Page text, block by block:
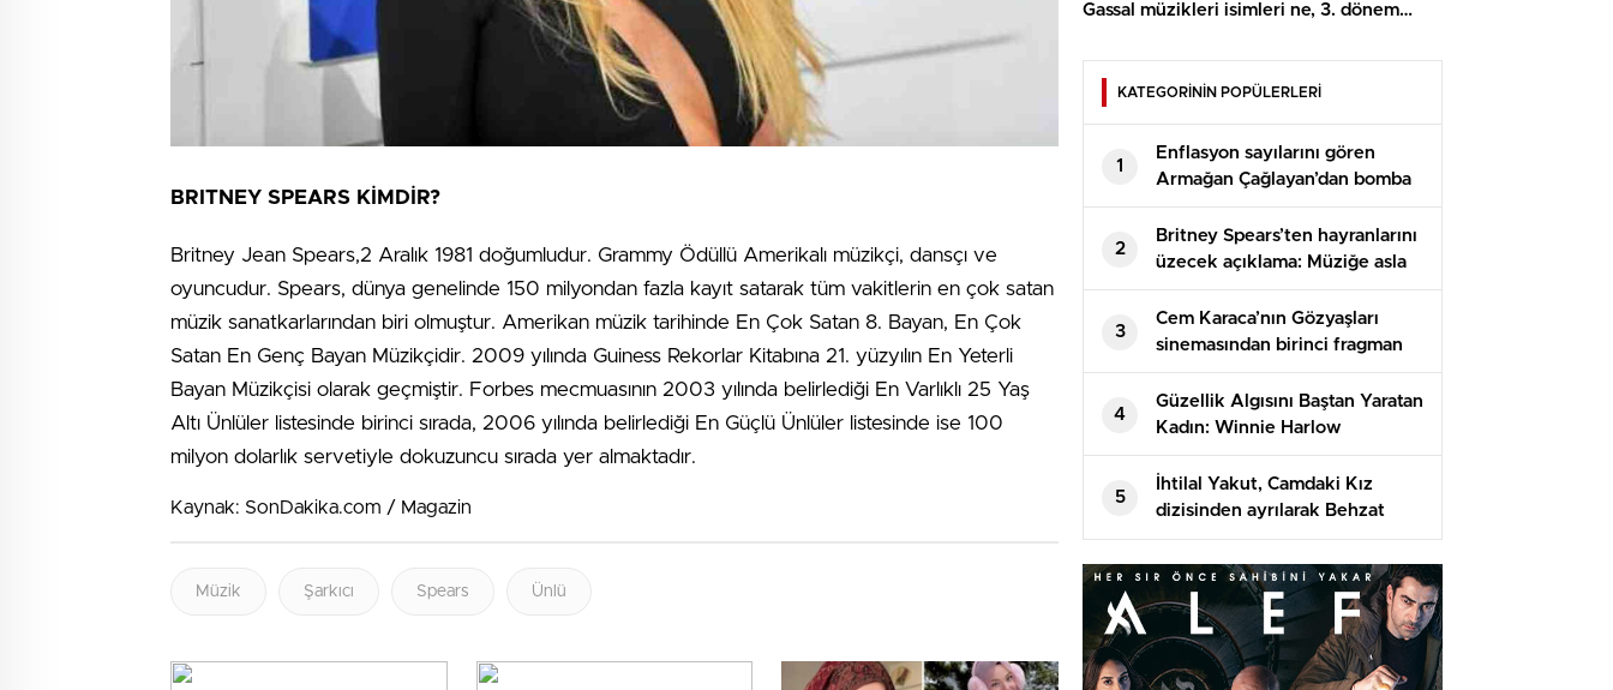
BRITNEY SPEARS KİMDİR?
Britney Jean Spears,2 Aralık 1981 doğumludur. Grammy Ödüllü Amerikalı müzikçi, dansçı ve
oyuncudur. Spears, dünya genelinde 150 milyondan fazla kayıt satarak tüm vakitlerin en çok satan
müzik sanatkarlarından biri olmuştur. Amerikan müzik tarihinde En Çok Satan 8. Bayan, En Çok
Satan En Genç Bayan Müzikçidir. 2009 yılında Guiness Rekorlar Kitabına 21. yüzyılın En Yeterli
Bayan Müzikçisi olarak geçmiştir. Forbes mecmuasının 2003 yılında belirlediği En Varlıklı 25 Yaş
Altı Ünlüler listesinde birinci sırada, 2006 yılında belirlediği En Güçlü Ünlüler listesinde ise 100
milyon dolarlık servetiyle dokuzuncu sırada yer almaktadır.
Kaynak: SonDakika.com / Magazin
Müzik Şarkıcı Spears Ünlü
Gassal müzikleri isimleri ne, 3. dönem
KATEGORİNİN POPÜLERLERİ
1
Enflasyon sayılarını gören
Armağan Çağlayan’dan bomba
yorum: İbo Show’a uygulanan
filtre üzere
2
Britney Spears’ten hayranlarını
üzecek açıklama: Müziğe asla
geri dönmeyeceğim
3
Cem Karaca’nın Gözyaşları
sinemasından birinci fragman
geldi! İsmail Hacıoğlu’nun
oyunculuğuna övgü yağdı
4
Güzellik Algısını Baştan Yaratan
Kadın: Winnie Harlow
5
İhtilal Yakut, Camdaki Kız
dizisinden ayrılarak Behzat
Ç.’nin takımına dahil oluyor